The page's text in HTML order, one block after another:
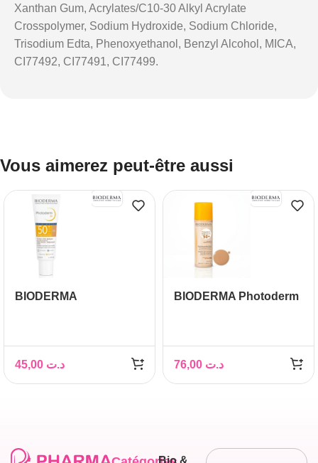
Xanthan Gum, Acrylates/C10-30 Alkyl Acrylate
Crosspolymer, Sodium Hydroxide, Sodium Chloride,
Trisodium Edta, Phenoxyethanol, Benzyl Alcohol, MICA,
CI77492, CI77491, CI77499.
Vous aimerez peut-être aussi
BIODERMA
DOREE SPF50+ 40ML
د.ت
BIODERMA Photoderm
د.ت